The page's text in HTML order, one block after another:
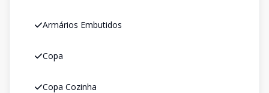
Armários Embutidos
Copa
Copa Cozinha